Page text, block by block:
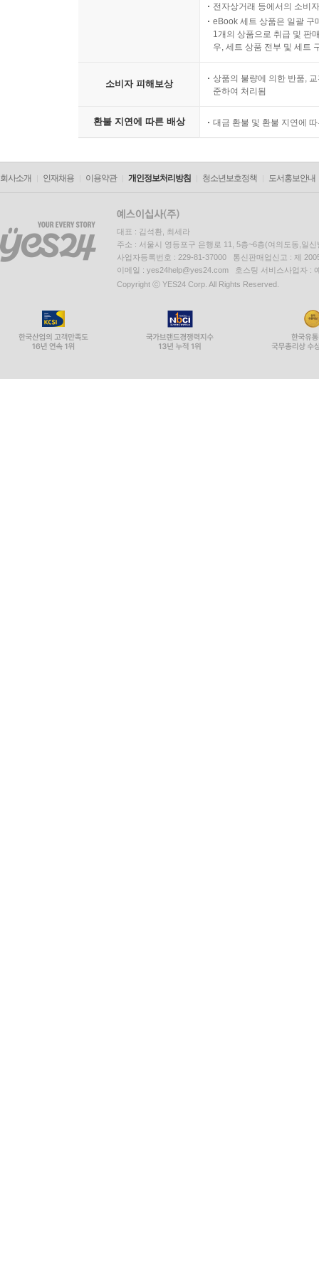
전자상거래 등에서의 소비
eBook 세트 상품은 일괄 구
1개의 상품으로 취급 및 판
우, 세트 상품 전부 및 세트
소비자 피해보상
상품의 불량에 의한 반품,
준하여 처리됨
환불 지연에 따른 배상 대금 환불 및 환불 지연에
회사소개 인재채용 이용약관 개인정보처리방침 청소년보호정책 도서홍보안내
대표 : 김석환, 최세라
주소 : 서울시 영등포구 은행로 11, 5층~6층(여의도동,일신
사업자등록번호 : 229-81-37000 통신판매업신고 : 제
이메일 : yes24help@yes24.com 호스팅 서비스사업자 :
Copyright ⓒ YES24 Corp. All Rights Reserved.